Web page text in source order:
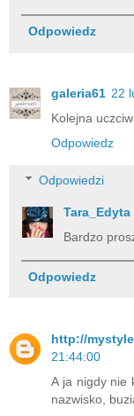
Odpowiedz
galeria61 22
Kolejna
Odpowiedz
Odpowiedzi
Tara_Edyta
Bardzo
Odpowiedz
http://
21:44:00
A ja nigdy nie
nazwisko,